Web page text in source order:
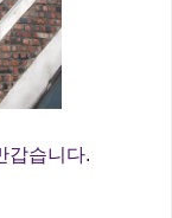
갑습니다.